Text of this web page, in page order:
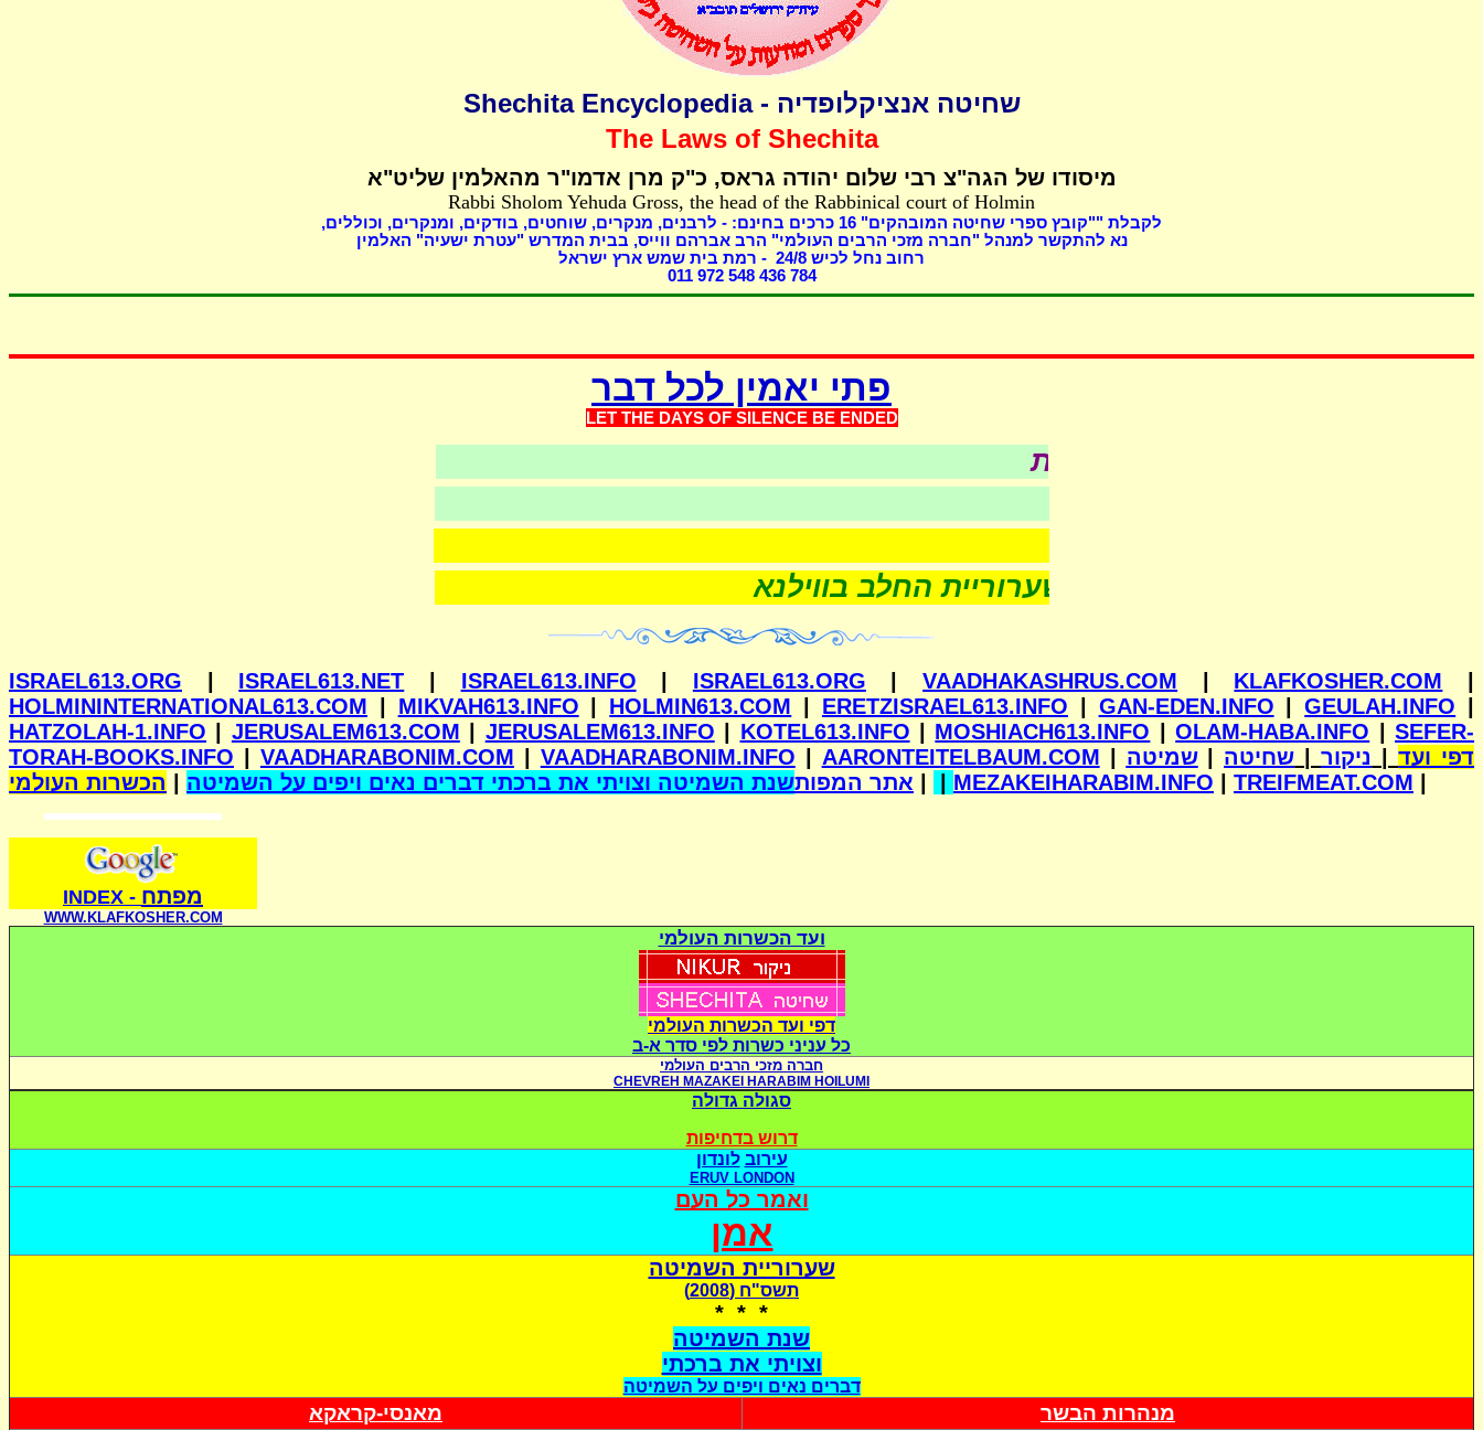
שחיטה אנציקלופדיה - Shechita Encyclopedia
The Laws of Shechita
מיסודו של הגה"צ רבי שלום יהודה גראס, כ"ק מרן אדמו"ר מהאלמין שליט"א
Rabbi Sholom Yehuda Gross, the head of the Rabbinical court of Holmin
לקבלת ""קובץ ספרי שחיטה המובהקים" כרכים בחינם: - לרבנים, מנקרים, שוחטים, בודקים, ומנקרים, וכוללים,
נא להתקשר למנהל "חברה מזכי הרבים העולמי" הרב אברהם ווייס, בבית המדרש "עטרת ישעיה" האלמין
רחוב נחל לכיש 24/ 8
- רמת בית שמש ארץ ישראל
011 972 548 436 784
פתי יאמין לכל דבר
LET THE DAYS OF SILENCE BE ENDED
כל עניני כשרות
שערוריית החלב בווילנא
ISRAEL613.ORG ISRAEL613.NET ISRAEL613.INFO ISRAEL613.ORG |VAADHAKASHRUS.COM KLAFKOSHER.COM
HOLMININTERNATIONAL613.COM
MIKVAH613.INFO HOLMIN613.COM ERETZISRAEL613.INFO GAN-EDEN.INFO |GEULAH.INFO
HATZOLAH-1.INFO
JERUSALEM613.COM JERUSALEM613.INFO KOTEL613.INFO MOSHIACH613.INFO |OLAM-HABA.INFO |SEFER-
TORAH-BOOKS.INFO
VAADHARABONIM.COM VAADHARABONIM.INFO AARONTEITELBAUM.COM שמיטה| שחיטה |ניקור |דפי ועד
הכשרות העולמי
שנת השמיטה וצויתי את ברכתי דברים נאים ויפים על השמיטהאתר המפות MEZAKEIHARABIM.INFO TREIFMEAT.COM
מפתח -
INDEX
WWW.KLAFKOSHER.COM
ועד הכשרות העולמי
דפי ועד הכשרות העולמי
כל עניני כשרות לפי סדר א-ב
חברה מזכי הרבים העולמי
CHEVREH MAZAKEI HARABIM HOILUMI
סגולה גדולה
דרוש בדחיפות
עירוב לונדון
ERUV LONDON
ואמר כל העם
אמן
שערוריית השמיטה
תשס"ח (2008)
* * *
שנת השמיטה
וצויתי את ברכתי
דברים נאים ויפים על השמיטה
מאנסי-קראקא מנהרות הבשר